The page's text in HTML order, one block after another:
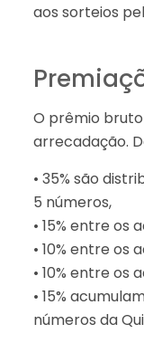
aos sorteios
O prêmio
arrecadação.
• 35% são
5 números,
• 15% entre os
• 10% entre os
• 10% entre os
• 15%
números da